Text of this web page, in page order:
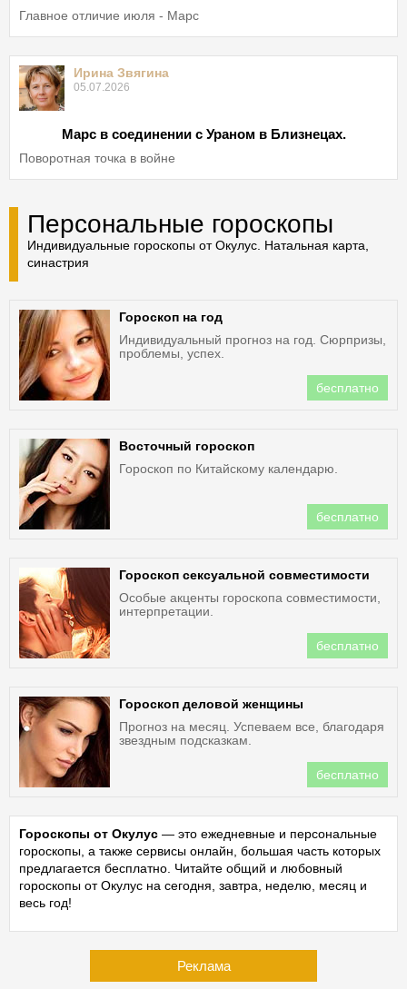
Главное отличие июля - Марс
Ирина Звягина
05.07.2026
Марс в соединении с Ураном в Близнецах.
Поворотная точка в войне
Персональные гороскопы
Индивидуальные гороскопы от Окулус. Натальная карта,
синастрия
Гороскоп на год
Индивидуальный прогноз на год. Сюрпризы,
проблемы, успех.
бесплатно
Восточный гороскоп
Гороскоп по Китайскому календарю.
бесплатно
Гороскоп сексуальной совместимости
Особые акценты гороскопа совместимости,
интерпретации.
бесплатно
Гороскоп деловой женщины
Прогноз на месяц. Успеваем все, благодаря
звездным подсказкам.
бесплатно
Гороскопы от Окулус — это ежедневные и персональные
гороскопы, а также сервисы онлайн, большая часть которых
предлагается бесплатно. Читайте общий и любовный
гороскопы от Окулус на сегодня, завтра, неделю, месяц и
весь год!
Реклама